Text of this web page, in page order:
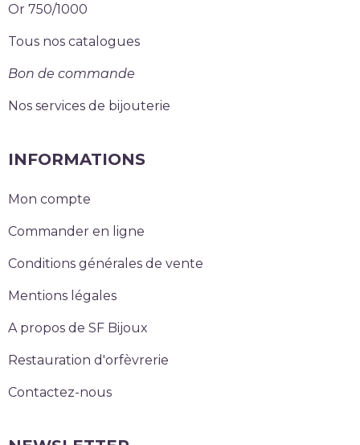
Or 750/1000
Tous nos catalogues
Bon de commande
Nos services de bijouterie
INFORMATIONS
Mon compte
Commander en ligne
Conditions générales de vente
Mentions légales
A propos de SF Bijoux
Restauration d'orfèvrerie
Contactez-nous